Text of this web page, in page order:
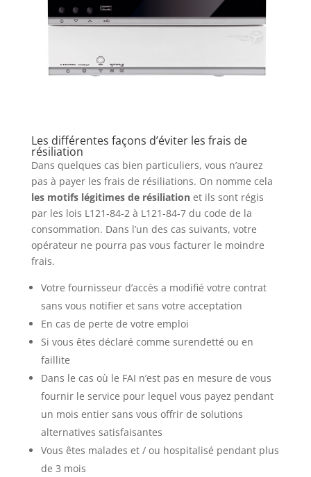
Les différentes façons d’éviter les frais de
résiliation
Dans quelques cas bien particuliers, vous n’aurez
pas à payer les frais de résiliations. On nomme cela
les motifs légitimes de résiliationet ils sont régis
par les lois L121-84-2 à L121-84-7 du code de la
consommation. Dans l’un des cas suivants, votre
opérateur ne pourra pas vous facturer le moindre
frais.
Votre fournisseur d’accès a modifié votre contrat
sans vous notifier et sans votre acceptation
En cas de perte de votre emploi
Si vous êtes déclaré comme surendetté ou en
faillite
Dans le cas où le FAI n’est pas en mesure de vous
fournir le service pour lequel vous payez pendant
un mois entier sans vous offrir de solutions
alternatives satisfaisantes
Vous êtes malades et / ou hospitalisé pendant plus
de 3 mois